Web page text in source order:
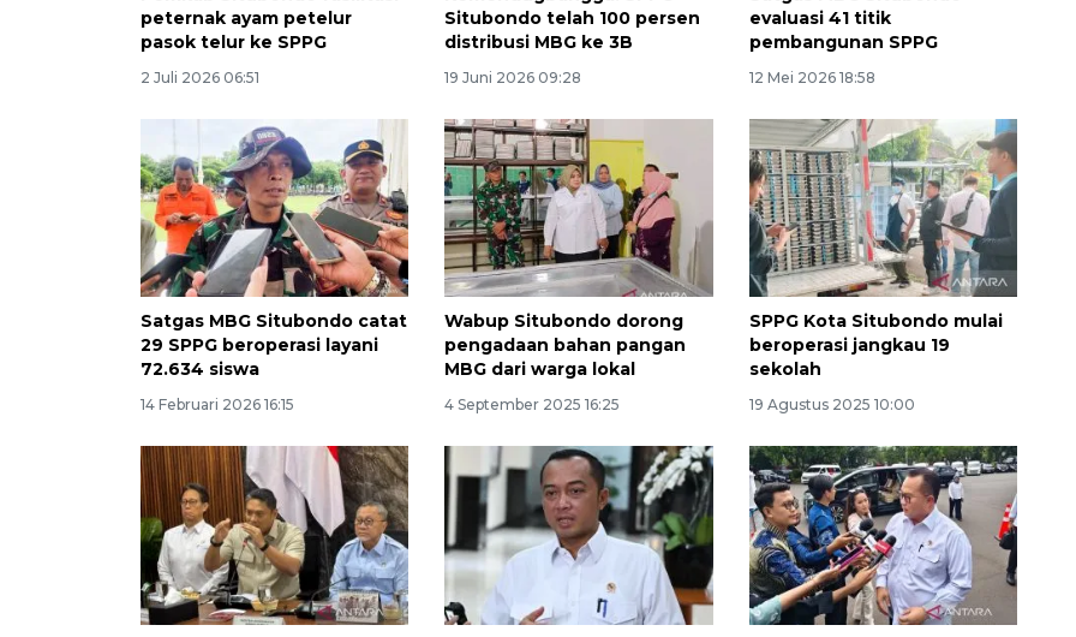
peternak ayam petelur
pasok telur ke SPPG
2 Juli 2026 06:51
Situbondo telah 100 persen
distribusi MBG ke 3B
19 Juni 2026 09:28
evaluasi 41 titik
pembangunan SPPG
12 Mei 2026 18:58
Satgas MBG Situbondo catat
29 SPPG beroperasi layani
72.634 siswa
14 Februari 2026 16:15
Wabup Situbondo dorong
pengadaan bahan pangan
MBG dari warga lokal
4 September 2025 16:25
SPPG Kota Situbondo mulai
beroperasi jangkau 19
sekolah
19 Agustus 2025 10:00
Vaksin HPV untuk siswa laki-
laki
2026-08-06 06:30:00